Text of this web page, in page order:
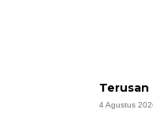
Terusan
4 Agustus